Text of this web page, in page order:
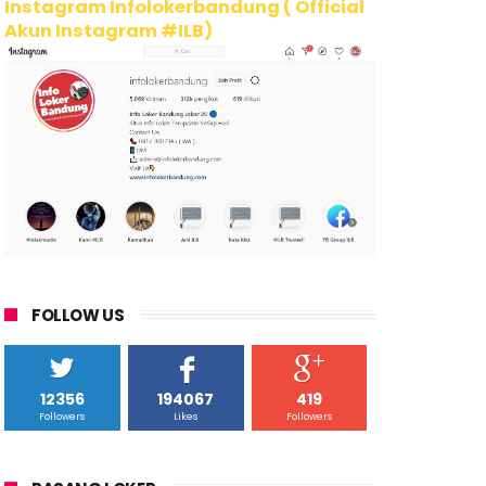
Instagram Infolokerbandung ( Official
Akun Instagram #ILB)
FOLLOW US
12356
Followers
194067
Likes
419
Followers